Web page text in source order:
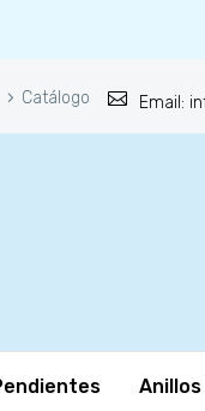
Catálogo Email:
Anillos